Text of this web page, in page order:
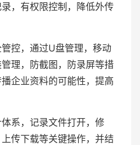
，有权限控制，降低外传
控，通过U盘管理，移动
理，防截图，防录屏等措
企业资料的可能性，提高
系，记录文件打开，修
传下载等关键操作，并结